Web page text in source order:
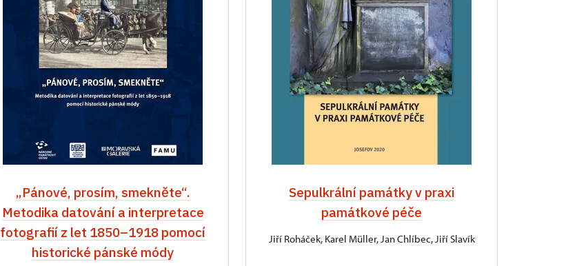
„Pánové, prosím, smekněte“.
Metodika datování a interpretace
fotografií z let 1850–⁠1918 pomocí
historické pánské módy
Sepulkrální památky v praxi
památkové péče
Jiří Roháček, Karel Müller, Jan Chlíbec, Jiří Slavík